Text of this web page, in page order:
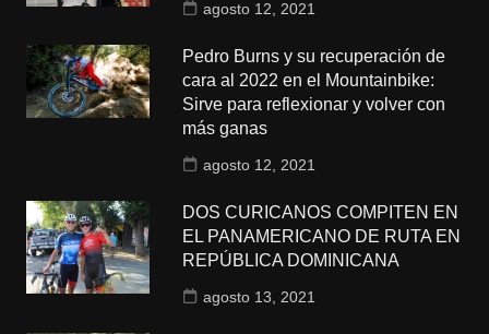
agosto 12, 2021
Pedro Burns y su recuperación de
cara al 2022 en el Mountainbike:
Sirve para reflexionar y volver con
más ganas
agosto 12, 2021
DOS CURICANOS COMPITEN EN
EL PANAMERICANO DE RUTA EN
REPÚBLICA DOMINICANA
agosto 13, 2021